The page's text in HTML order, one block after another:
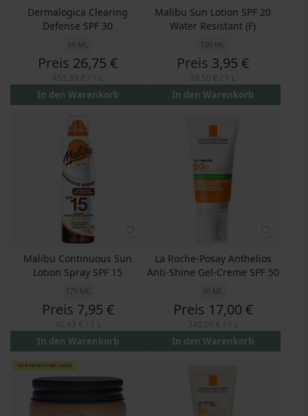
Dermalogica Clearing
Defense SPF 30
59 ML
Preis 26,75 €
In den Warenkorb
Malibu Sun Lotion SPF 20
Water Resistant (F)
100 ML
Preis 3,95 €
In den Warenkorb
Malibu Continuous Sun
Lotion Spray SPF 15
175 ML
Preis 7,95 €
In den Warenkorb
La Roche-Posay Anthelios
Anti-Shine Gel-Creme SPF 50
50 ML
Preis 17,00 €
In den Warenkorb
NUR WENIGE AM LAGER